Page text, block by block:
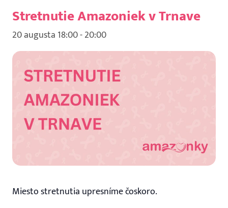
Stretnutie Amazoniek v Trnave
20 augusta 18:00-20:00
Miesto stretnutia upresníme čoskoro.